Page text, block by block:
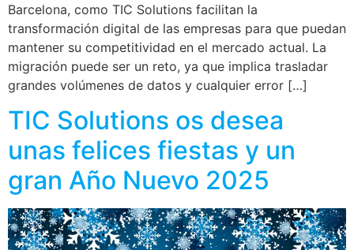
Barcelona, como TIC Solutions facilitan la
transformación digital de las empresas para que puedan
mantener su competitividad en el mercado actual. La
migración puede ser un reto, ya que implica trasladar
grandes volúmenes de datos y cualquier error […]
TIC Solutions os desea
unas felices fiestas y un
gran Año Nuevo 2025